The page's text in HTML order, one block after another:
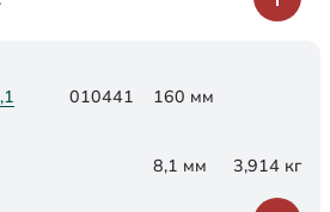
010441 160 мм
8,1 мм 3,914 кг